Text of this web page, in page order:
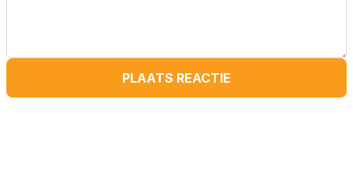
PLAATS REACTIE